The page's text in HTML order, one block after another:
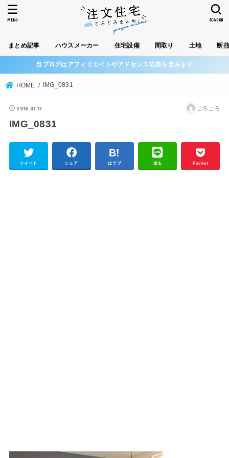
まとめ記事 ハウスメーカー 住宅設備 間取り 土地 断
SEARCH
MENU
当ブログはアフィリエイトやアドセンス広告を含みます
HOME IMG_0831
2018.01.17 ごろごろ
IMG_0831
ツイート シェア はてブ 送る Pocket